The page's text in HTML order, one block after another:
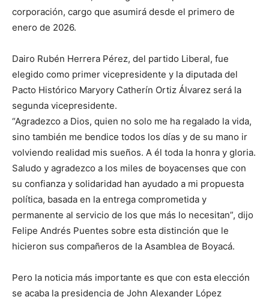
corporación, cargo que asumirá desde el primero de
enero de 2026.
Dairo Rubén Herrera Pérez, del partido Liberal, fue
elegido como primer vicepresidente y la diputada del
Pacto Histórico Maryory Catherín Ortiz Álvarez será la
segunda vicepresidente.
“Agradezco a Dios, quien no solo me ha regalado la vida,
sino también me bendice todos los días y de su mano ir
volviendo realidad mis sueños. A él toda la honra y gloria.
Saludo y agradezco a los miles de boyacenses que con
su confianza y solidaridad han ayudado a mi propuesta
política, basada en la entrega comprometida y
permanente al servicio de los que más lo necesitan”, dijo
Felipe Andrés Puentes sobre esta distinción que le
hicieron sus compañeros de la Asamblea de Boyacá.
Pero la noticia más importante es que con esta elección
se acaba la presidencia de John Alexander López